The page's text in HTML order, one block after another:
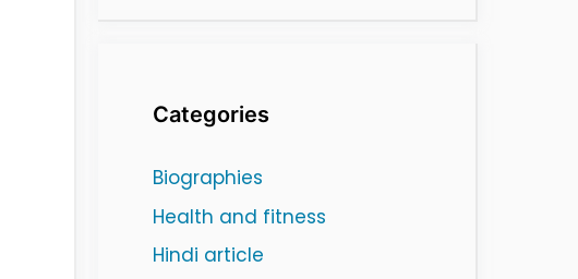
Categories
Biographies
Health and fitness
Hindi article